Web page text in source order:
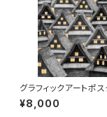
グラフィックアートポ
ngular roofed
イズ
¥8,000